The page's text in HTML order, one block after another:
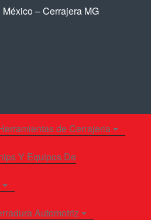
– Cerrajera MG
de Cerrajeria
Y Equipos De
Automotriz